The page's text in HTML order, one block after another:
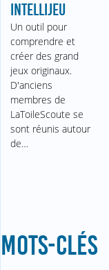
INTELLIJEU
Un outil pour
comprendre et
créer des grand
jeux originaux.
D'anciens
membres de
LaToileScoute se
sont réunis autour
de…
MOTS-CLÉS